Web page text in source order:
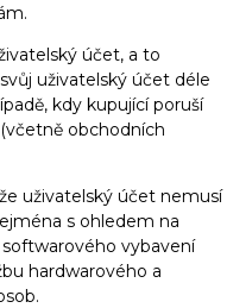
účet, a to
uživatelský účet déle
kdy kupující poruší
obchodních
uživatelský účet nemusí
s ohledem na
vybavení
hardwarového a